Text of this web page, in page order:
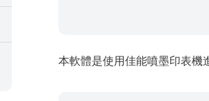
本軟體是使用佳能噴墨印表機